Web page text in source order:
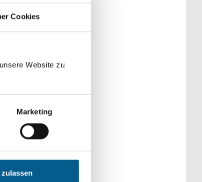
Cookies
Website zu
Marketing
zulassen
die Groß- und
und Forschung
& Familie